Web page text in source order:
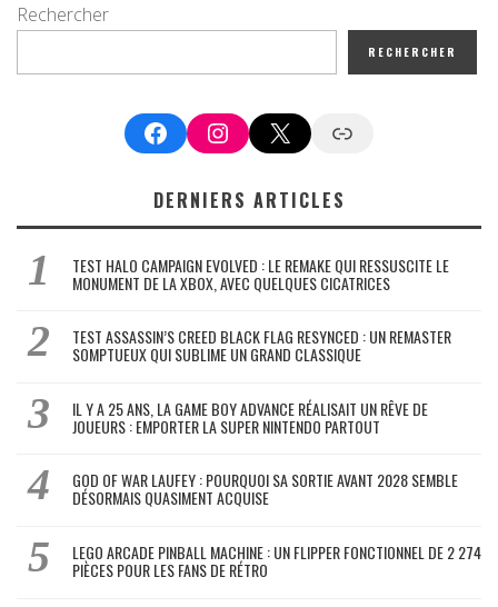
Rechercher
RECHERCHER
FacebookInstagram
X Google News
DERNIERS ARTICLES
TEST HALO CAMPAIGN EVOLVED : LE REMAKE QUI RESSUSCITE LE
MONUMENT DE LA XBOX, AVEC QUELQUES CICATRICES
TEST ASSASSIN’S CREED BLACK FLAG RESYNCED : UN REMASTER
SOMPTUEUX QUI SUBLIME UN GRAND CLASSIQUE
IL Y A 25 ANS, LA GAME BOY ADVANCE RÉALISAIT UN RÊVE DE
JOUEURS : EMPORTER LA SUPER NINTENDO PARTOUT
GOD OF WAR LAUFEY : POURQUOI SA SORTIE AVANT 2028 SEMBLE
DÉSORMAIS QUASIMENT ACQUISE
LEGO ARCADE PINBALL MACHINE : UN FLIPPER FONCTIONNEL DE 2 274
PIÈCES POUR LES FANS DE RÉTRO